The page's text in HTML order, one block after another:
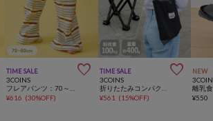
TIME SALE 
3COINS
¥616 (30%OFF)
TIME SALE 
3COINS
¥561 (15%OFF)
NEW
¥550